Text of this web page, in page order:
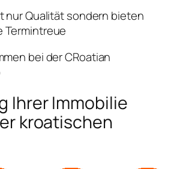
nur Qualität sondern bieten
Termintreue
bei der CRoatian
Ihrer Immobilie
kroatischen